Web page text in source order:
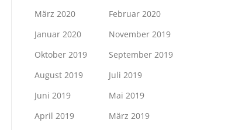
März 2020
Februar 2020
Januar 2020
November 2019
Oktober 2019
September 2019
August 2019
Juli 2019
Juni 2019
Mai 2019
April 2019
März 2019